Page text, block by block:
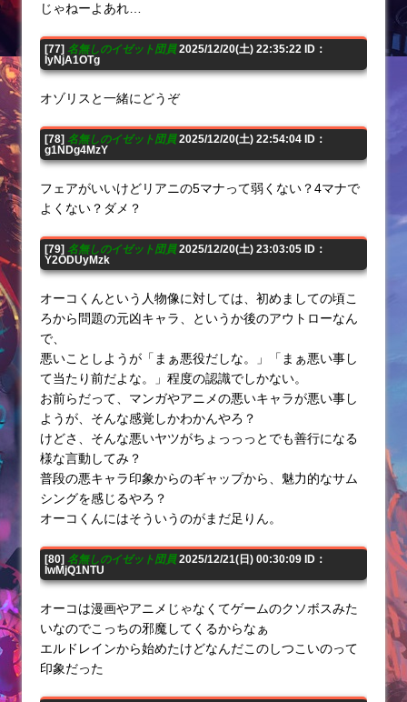
じゃねーよあれ…
[77] 名無しのイゼット団員2025/12/20(土) 22:35:22 ID：
IyNjA1OTg
オゾリスと一緒にどうぞ
[78] 名無しのイゼット団員2025/12/20(土) 22:54:04 ID：
g1NDg4MzY
フェアがいいけどリアニの5マナって弱くない？4マナで
よくない？ダメ？
[79] 名無しのイゼット団員2025/12/20(土) 23:03:05 ID：
Y2ODUyMzk
オーコくんという人物像に対しては、初めましての頃こ
ろから問題の元凶キャラ、というか後のアウトローなん
で、
悪いことしようが「まぁ悪役だしな。」「まぁ悪い事し
て当たり前だよな。」程度の認識でしかない。
お前らだって、マンガやアニメの悪いキャラが悪い事し
ようが、そんな感覚しかわかんやろ？
けどさ、そんな悪いヤツがちょっっっとでも善行になる
様な言動してみ？
普段の悪キャラ印象からのギャップから、魅力的なサム
シングを感じるやろ？
オーコくんにはそういうのがまだ足りん。
[80] 名無しのイゼット団員2025/12/21(日) 00:30:09 ID：
IwMjQ1NTU
オーコは漫画やアニメじゃなくてゲームのクソボスみた
いなのでこっちの邪魔してくるからなぁ
エルドレインから始めたけどなんだこのしつこいのって
印象だった